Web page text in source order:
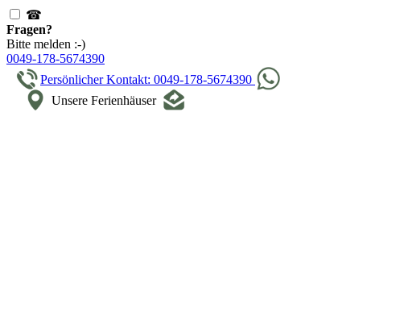
☎
Fragen?
Bitte melden :-)
0049-178-5674390
Persönlicher Kontakt: 0049-178-5674390
Unsere Ferienhäuser